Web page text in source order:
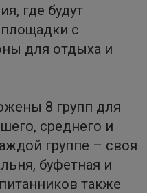
где будут
с
для отдыха и
8 групп для
среднего и
группе – своя
буфетная и
также